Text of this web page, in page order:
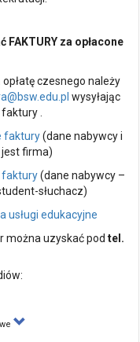
za opłacone
czesnego należy
wysyłając
.
faktury(dane nabywcy i
jest firma)
faktury(dane nabywcy –
słuchacz)
usługi edukacyjne
można uzyskać pod tel.